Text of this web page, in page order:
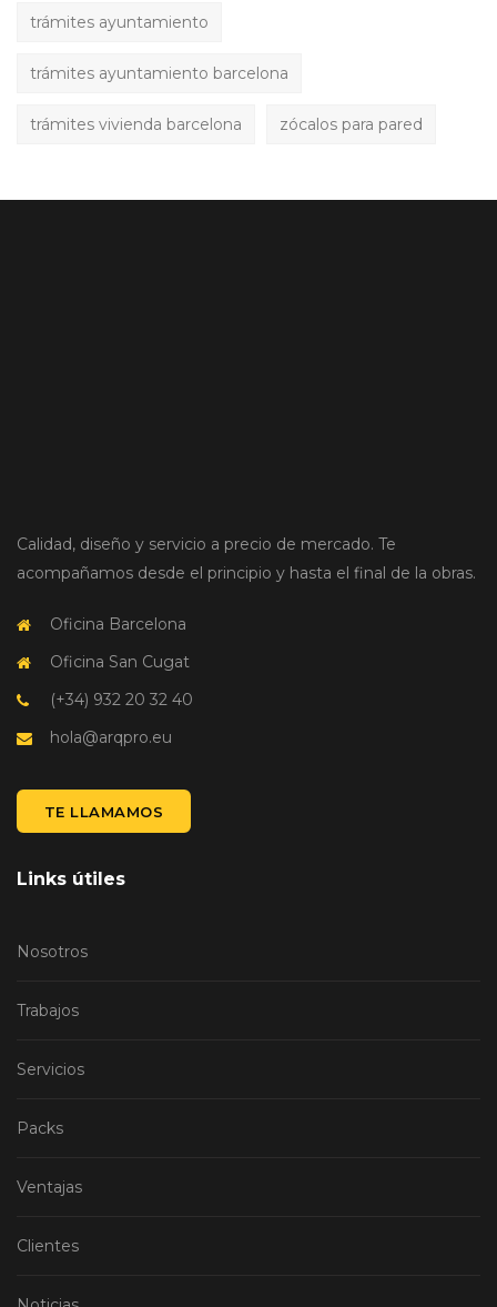
trámites ayuntamiento
trámites ayuntamiento barcelona
trámites vivienda barcelona zócalos para pared
Calidad, diseño y servicio a precio de mercado. Te
acompañamos desde el principio y hasta el final de la obras.
Oficina Barcelona
Oficina San Cugat
(+34) 932 20 32 40
hola@arqpro.eu
TE LLAMAMOS
Links útiles
Nosotros
Trabajos
Servicios
Packs
Ventajas
Clientes